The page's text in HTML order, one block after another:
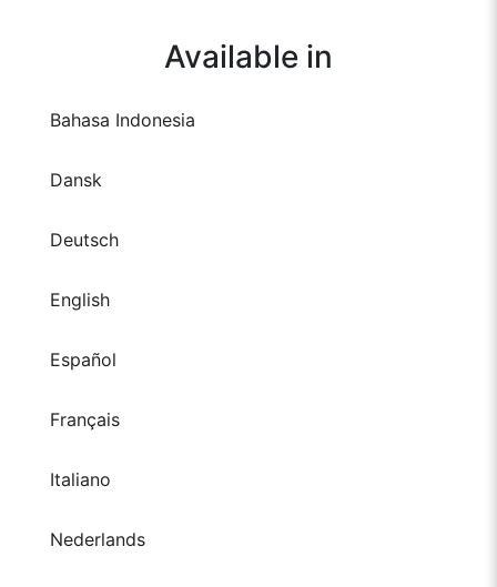
Available in
Bahasa Indonesia
Dansk
Deutsch
English
Español
Français
Italiano
Nederlands